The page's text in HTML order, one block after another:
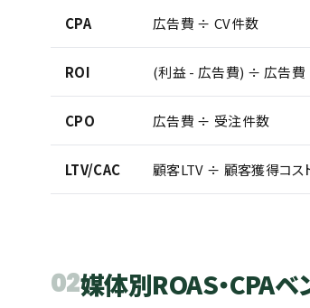
CPA 広告費 ÷ CV件数
ROI (利益 - 広告費) ÷ 広告費
CPO 広告費 ÷ 受注件数
LTV/CAC 顧客LTV ÷ 顧客獲得コス
02媒体別ROAS・CPAベ